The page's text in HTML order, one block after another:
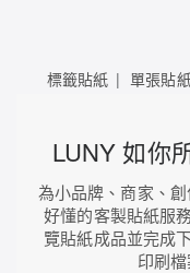
標籤貼紙 單張貼
LUNY 如你
為小品牌、商家、
好懂的客製貼紙服
覽貼紙成品並完成
印刷